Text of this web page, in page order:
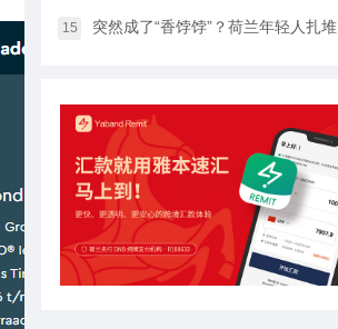
15 突然成了“香饽饽”？荷兰年轻人扎堆当老师，发生了什么？